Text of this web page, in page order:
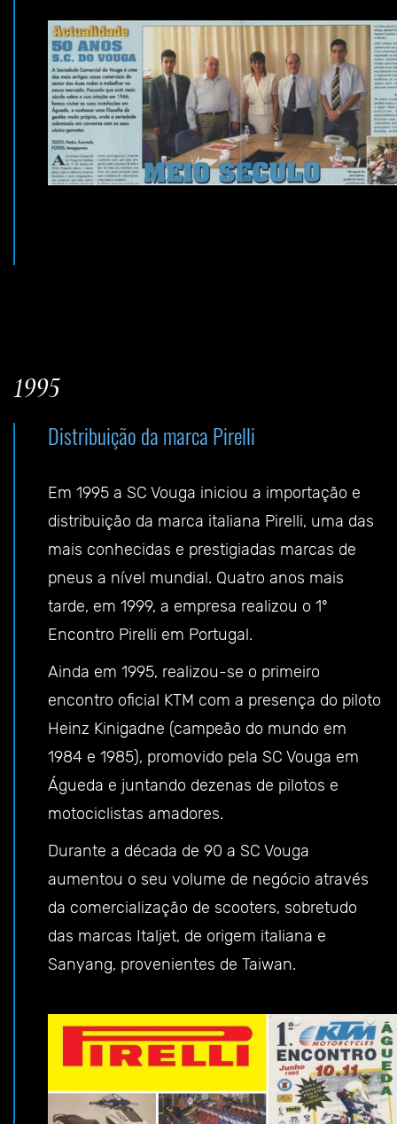
1995
Distribuição da marca Pirelli
Em 1995 a SC Vouga iniciou a importação e
distribuição da marca italiana Pirelli, uma das
mais conhecidas e prestigiadas marcas de
pneus a nível mundial. Quatro anos mais
tarde, em 1999, a empresa realizou o 1º
Encontro Pirelli em Portugal.
Ainda em 1995, realizou-se o primeiro
encontro oficial KTM com a presença do piloto
Heinz Kinigadne (campeão do mundo em
1984 e 1985), promovido pela SC Vouga em
Águeda e juntando dezenas de pilotos e
motociclistas amadores.
Durante a década de 90 a SC Vouga
aumentou o seu volume de negócio através
da comercialização de scooters, sobretudo
das marcas Italjet, de origem italiana e
Sanyang, provenientes de Taiwan.